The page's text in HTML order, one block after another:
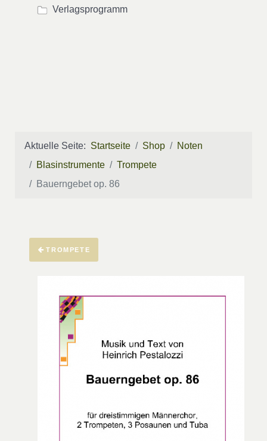
Verlagsprogramm
Aktuelle Seite: Startseite Shop
Noten
Blasinstrumente
Trompete
Bauerngebet op. 86
TROMPETE